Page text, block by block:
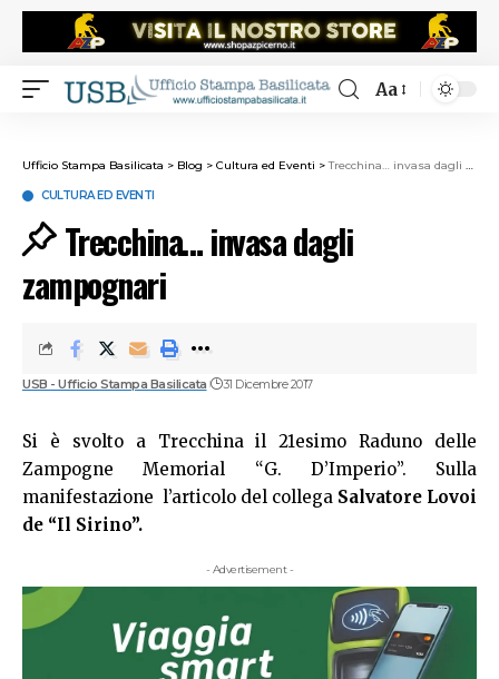
Aa
Ufficio Stampa Basilicata > Blog > Cultura ed Eventi >Trecchina… invasa dagli zampognari
CULTURA ED EVENTI
Trecchina… invasa dagli
zampognari
USB - Ufficio Stampa Basilicata 31 Dicembre 2017
Si è svolto a Trecchina il 21esimo Raduno delle
Zampogne Memorial “G. D’Imperio”. Sulla
manifestazione l’articolo del collega Salvatore Lovoi
de “Il Sirino”.
- Advertisement -